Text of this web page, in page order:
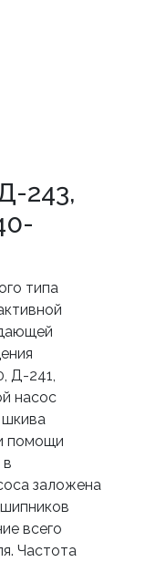
243,
типа
Д-241,
насос
помощи
в
заложена
всего
Частота